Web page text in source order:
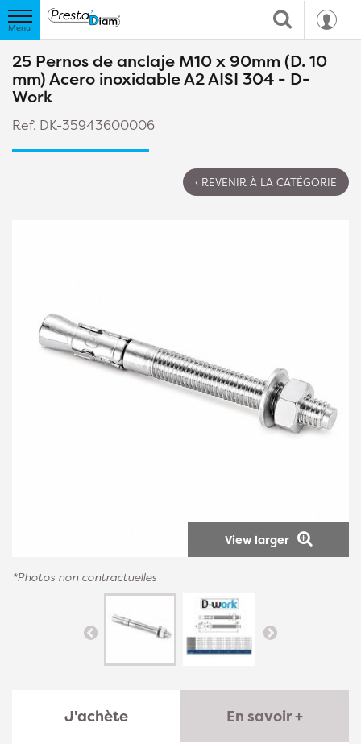
25 Pernos de anclaje M10 x 90mm (D. 10
mm) Acero inoxidable A2 AISI 304 - D-
Work
Ref. DK-35943600006
‹ REVENIR À LA CATÉGORIE
View larger
*Photos non contractuelles
J'achète En savoir +